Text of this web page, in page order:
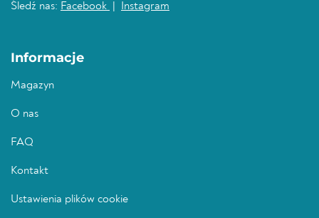
Śledź nas: Facebook Instagram
Informacje
Magazyn
O nas
FAQ
Kontakt
Ustawienia plików cookie